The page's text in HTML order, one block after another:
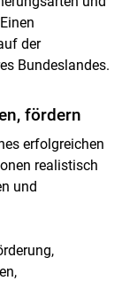
der
Bundeslandes.
fördern
erfolgreichen
realistisch
und